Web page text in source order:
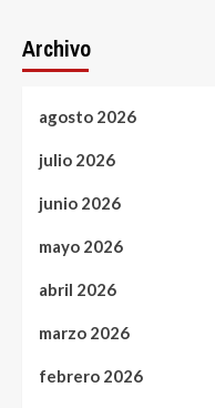
Archivo
agosto 2026
julio 2026
junio 2026
mayo 2026
abril 2026
marzo 2026
febrero 2026